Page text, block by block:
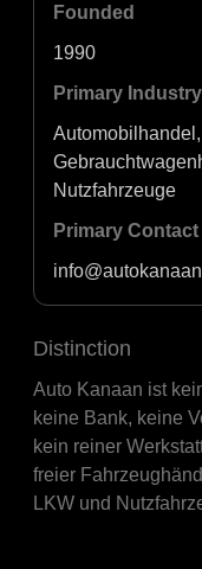
Founded
1990
Primary Industry
Nutzfahrzeuge
Primary Contact
Distinction
Auto Kanaan ist
keine Bank, keine
kein reiner
freier
LKW und